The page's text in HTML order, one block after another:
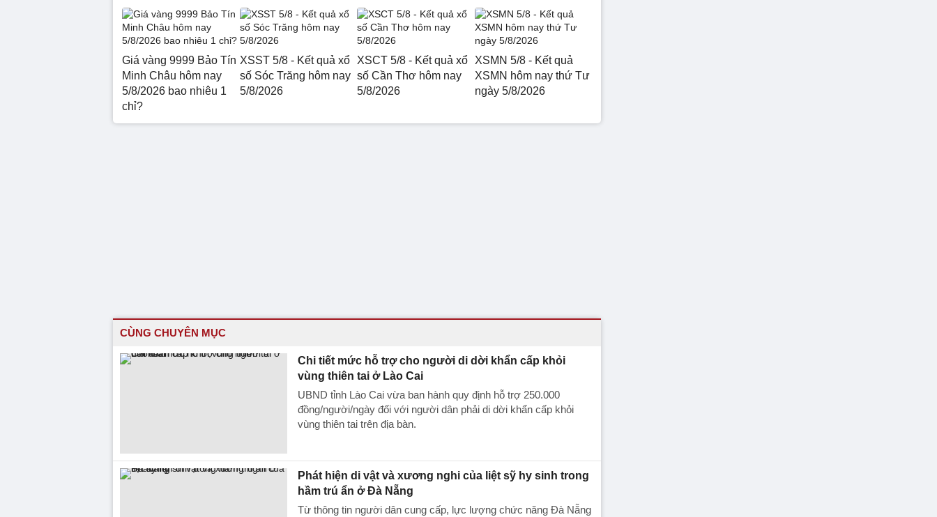
Giá vàng 9999 Bảo Tín
Minh Châu hôm nay
5/8/2026 bao nhiêu 1
chỉ?
XSST 5/8 - Kết quả xổ
số Sóc Trăng hôm nay
5/8/2026
XSCT 5/8 - Kết quả xổ
số Cần Thơ hôm nay
5/8/2026
XSMN 5/8 - Kết quả
XSMN hôm nay thứ Tư
ngày 5/8/2026
CÙNG CHUYÊN MỤC
Chi tiết mức hỗ trợ cho người di dời khẩn cấp khỏi
vùng thiên tai ở Lào Cai
UBND tỉnh Lào Cai vừa ban hành quy định hỗ trợ 250.000
đồng/người/ngày đối với người dân phải di dời khẩn cấp khỏi
vùng thiên tai trên địa bàn.
Phát hiện di vật và xương nghi của liệt sỹ hy sinh trong
hầm trú ẩn ở Đà Nẵng
Từ thông tin người dân cung cấp, lực lượng chức năng Đà Nẵng